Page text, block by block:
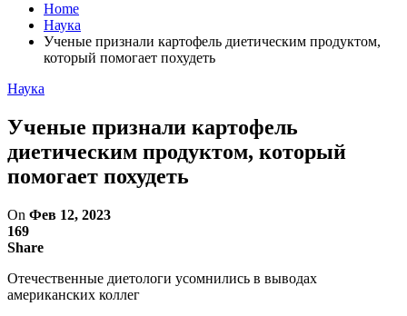
Home
Наука
Ученые признали картофель диетическим продуктом,
который помогает похудеть
Наука
Ученые признали картофель
диетическим продуктом, который
помогает похудеть
On Фев 12, 2023
169
Share
Отечественные диетологи усомнились в выводах
американских коллег